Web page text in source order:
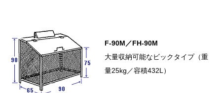
F-90M／FH-90M
大量収納可能なビックタイプ（重
量25kg／容積432L）